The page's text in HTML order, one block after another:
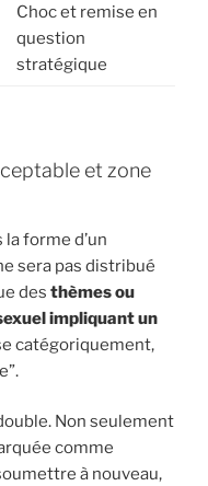
Choc et remise en
question
stratégique
et zone
forme d’un
sera pas distribué
des thèmes ou
impliquant un
catégoriquement,
Non seulement
comme
à nouveau,